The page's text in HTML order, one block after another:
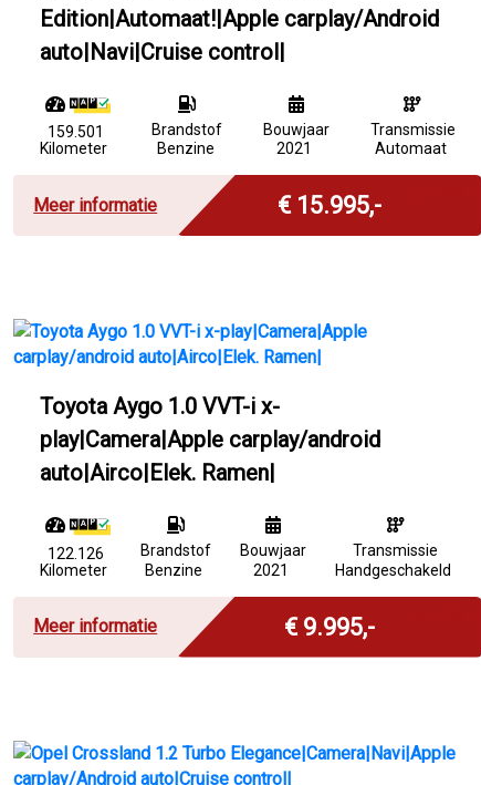
Edition|Automaat!|Apple carplay/Android
auto|Navi|Cruise control|
159.501
Kilometer
Brandstof
Benzine
Bouwjaar
2021
Transmissie
Automaat
Meer informatie € 15.995,-
Toyota Aygo 1.0 VVT-i x-
play|Camera|Apple carplay/android
auto|Airco|Elek. Ramen|
122.126
Kilometer
Brandstof
Benzine
Bouwjaar
2021
Transmissie
Handgeschakeld
Meer informatie € 9.995,-